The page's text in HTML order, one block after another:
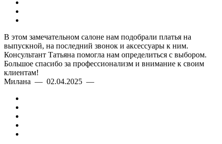
В этом замечательном салоне нам подобрали платья на
выпускной, на последний звонок и аксессуары к ним.
Консультант Татьяна помогла нам определиться с выбором.
Большое спасибо за профессионализм и внимание к своим
клиентам!
Милана — 02.04.2025 —